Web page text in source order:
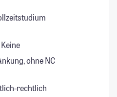
ohne NC
rechtlich